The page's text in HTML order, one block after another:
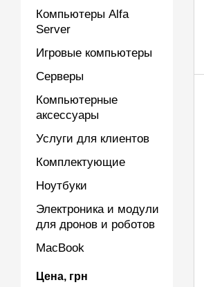
Компьютеры Alfa
Server
Игровые компьютеры
Серверы
Компьютерные
аксессуары
Услуги для клиентов
Комплектующие
Ноутбуки
Электроника и модули
для дронов и роботов
MacBook
Цена, грн